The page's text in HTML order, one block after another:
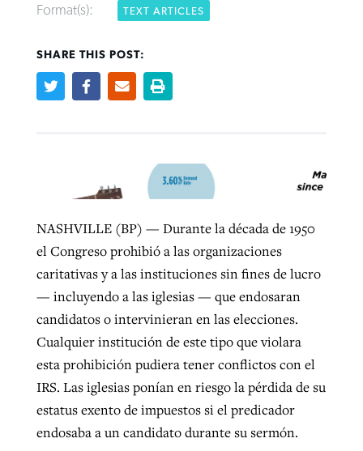
Format(s): TEXT ARTICLES
SHARE THIS POST:
NASHVILLE (BP) — Durante la década de 1950
el Congreso prohibió a las organizaciones
caritativas y a las instituciones sin fines de lucro
— incluyendo a las iglesias — que endosaran
candidatos o intervinieran en las elecciones.
Cualquier institución de este tipo que violara
esta prohibición pudiera tener conflictos con el
IRS. Las iglesias ponían en riesgo la pérdida de su
estatus exento de impuestos si el predicador
endosaba a un candidato durante su sermón.
West Virginia church works to reclaim
its community
CP giving ahead of budget in July
ByBP Staff , postedAugust 5, 2026
Post-COVID Perspective: Religious
April 12, 2023
Post-COVID Perspective: Pandemic
areas, says Southeastern professor
Scott Barkley, posted July 31, 2026
READ MORE
‘Sharing Christ at the Cup’ sees 150
Report shows growing challenges for
religious freedom around the world
At IMB ‘the Lord is using women,’ but
more men needed